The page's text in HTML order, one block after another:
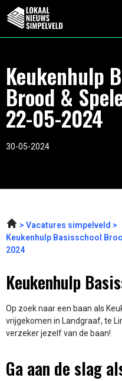
Keukenhulp
Brood &
22-05-2024
30-05-2024
Vacatures simpelveld
Keukenhulp Basisschool
2024
Keukenhulp
Op zoek naar een baan als
vrijgekomen in Landgraaf, te
verzeker jezelf van de baan!
Ga aan de slag